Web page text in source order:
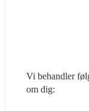
Vi behandler
om dig: